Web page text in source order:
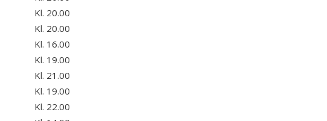
Kl. 20.00
Kl. 20.00
Kl. 16.00
Kl. 19.00
Kl. 21.00
Kl. 19.00
Kl. 22.00